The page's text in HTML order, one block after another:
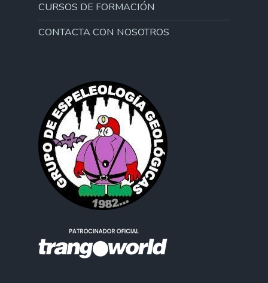
CURSOS DE FORMACIÓN
CONTACTA CON NOSOTROS